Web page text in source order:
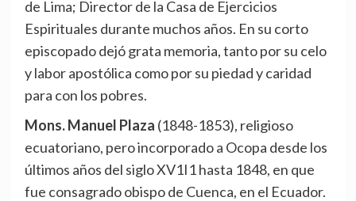
de Lima; Director de la Casa de Ejercicios
Espirituales durante muchos años. En su corto
episcopado dejó grata memoria, tanto por su celo
y labor apostólica como por su piedad y caridad
para con los pobres.
Mons. Manuel Plaza (1848-1853), religioso
ecuatoriano, pero incorporado a Ocopa desde los
últimos años del siglo XV1I1 hasta 1848, en que
fue consagrado obispo de Cuenca, en el Ecuador.